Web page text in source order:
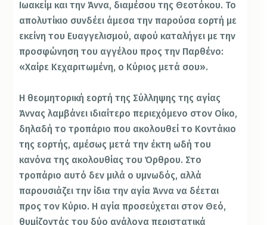
Ιωακείμ και την Άννα, διαμέσου της Θεοτόκου. Το
απολυτίκιο συνδέει άμεσα την παρούσα εορτή με
εκείνη του Ευαγγελισμού, αφού καταλήγει με την
προσφώνηση του αγγέλου προς την Παρθένο:
«Χαίρε Κεχαριτωμένη, ο Κύριος μετά σου».
Η θεομητορική εορτή της Σύλληψης της αγίας
Άννας λαμβάνει ιδιαίτερο περιεχόμενο στον Οίκο,
δηλαδή το τροπάριο που ακολουθεί το Κοντάκιο
της εορτής, αμέσως μετά την έκτη ωδή του
κανόνα της ακολουθίας του Όρθρου. Στο
τροπάριο αυτό δεν μιλά ο υμνωδός, αλλά
παρουσιάζει την ίδια την αγία Άννα να δέεται
προς τον Κύριο. Η αγία προσεύχεται στον Θεό,
θυμίζοντάς του δύο ανάλογα περιστατικά